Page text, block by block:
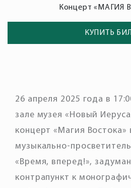
Концерт «МАГИЯ
КУПИТЬ
26 апреля 2025 года в
зале музея «Новый
концерт «Магия Востока»
музыкально-
«Время, вперед!»,
контрапункт к